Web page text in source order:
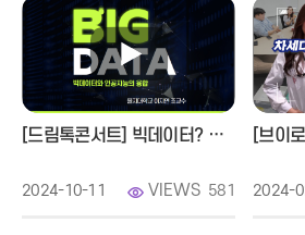
YSTAR-NEOPAT 광시야 망원경 1호기
· 한국천문연구원 옛 본관 옥상
-광시야 3호기
· 망원경으로 어떻게하면 별 빛을 더 잘 모을
천문대에서는 뭘 하냐면, 망원경으로 관측
없는 곳은 대충 돌아가고 연구를 하지 못해
[드림톡콘서트] 빅데이터? 인공지능? 구별 안되면 드루와!│빅데이터와 인공지능의 융합
2024-10-11 VIEWS 581 2024-